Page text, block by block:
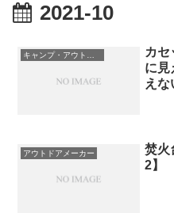
2021-10
カセ
に見
えな
アウトドアメーカー
焚火
2】